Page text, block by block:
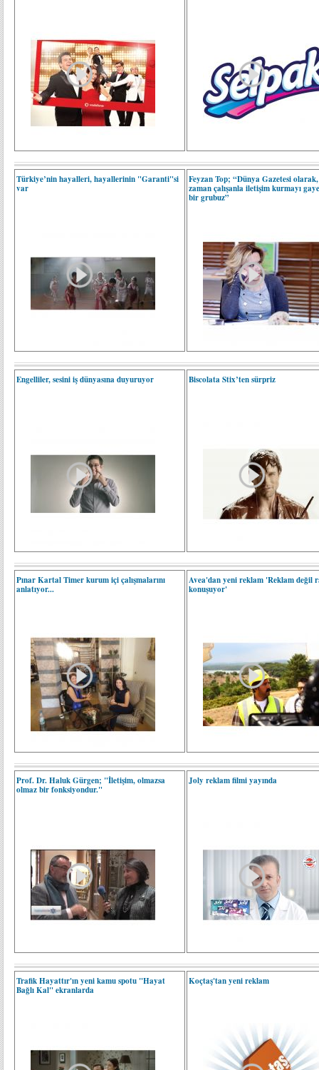
Türkiye’nin hayalleri, hayallerinin "Garanti"si
var
Feyzan Top; “Dünya Gazetesi
zaman çalışanla iletişim kurmayı
bir grubuz”
Engelliler, sesini iş dünyasına duyuruyor Biscolata Stix’ten sürpriz
Pınar Kartal Timer kurum içi çalışmalarını
anlatıyor...
Avea'dan yeni reklam 'Reklam değil
konuşuyor'
Prof. Dr. Haluk Gürgen; "İletişim, olmazsa
olmaz bir fonksiyondur."
Joly reklam filmi yayında
Trafik Hayattır'ın yeni kamu spotu "Hayat
Bağlı Kal" ekranlarda
Koçtaş'tan yeni reklam